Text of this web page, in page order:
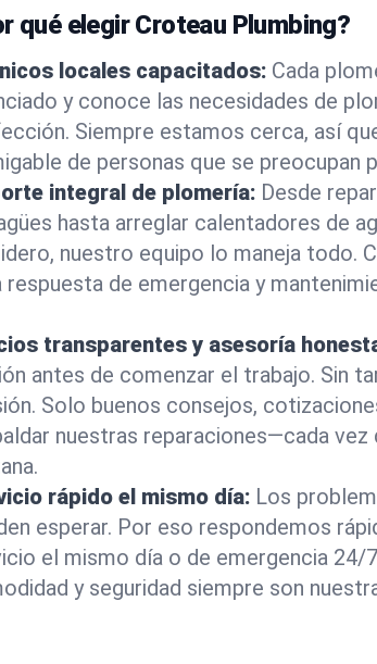
qué elegir Croteau Plumbing?
locales capacitados: Cada
y conoce las necesidades de
Siempre estamos cerca, así
de personas que se preocupan
integral de plomería: Desde
hasta arreglar calentadores de
nuestro equipo lo maneja todo.
respuesta de emergencia y
transparentes y asesoría
antes de comenzar el trabajo. Sin
Solo buenos consejos,
nuestras reparaciones—cada vez
rápido el mismo día: Los
esperar. Por eso respondemos
el mismo día o de emergencia 24/
y seguridad siempre son